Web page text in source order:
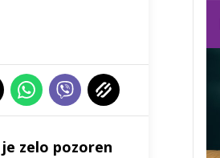
zelo pozoren